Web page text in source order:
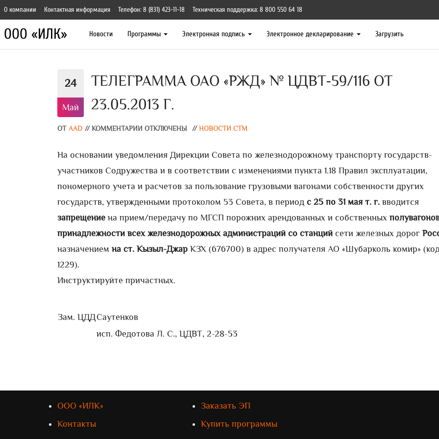
О компании Контактная информация Телефон: 8 (831) 423-11-18 Техническая поддержка: 8 800 550 64 18
ООО «ИЛК» Новости Программы Электронная подпись Электронное декларирование Загрузить
24
Май
ТЕЛЕГРАММА ОАО «РЖД» № ЦДВТ-59/116 ОТ
23.05.2013 Г.
ОТ AAD // КОММЕНТАРИИ ОТКЛЮЧЕНЫ // НОВОСТИ СТМ
На основании уведомления Дирекции Совета по железнодорожному транспорту государств-
участников Содружества и в соответствии с изменениями пункта 1.18 Правил эксплуатации,
пономерного учета и расчетов за пользование грузовыми вагонами собственности других
государств, утвержденными протоколом 53 Совета, в период с 25 по 31 мая т. г. вводится
запрещение на прием/передачу по МГСП порожних арендованных и собственных
принадлежности всех железнодорожных администраций со станций сети железных дорог
назначением на ст. Кызыл-Джар КЗХ (676700) в адрес получателя АО «Шубарколь комир»
1229).
Инструктируйте причастных.
Зам. ЦДДСаутенков
исп. Федотова Л. С., ЦДВТ, 2-28-53
ООО «ИЛК»
Контакты
Заказать ЭП
Купить программы